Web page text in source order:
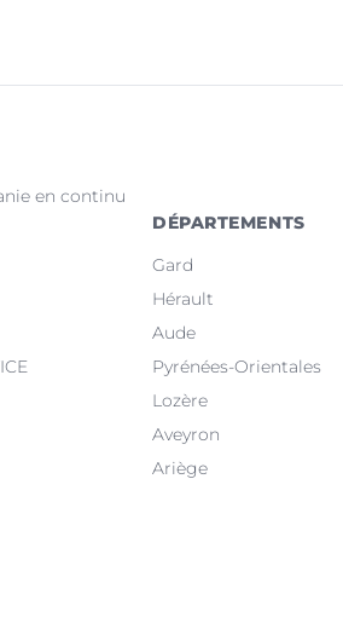
en continu
DÉPARTEMENTS
Gard
Hérault
Aude
Pyrénées-Orientales
Lozère
Aveyron
Ariège